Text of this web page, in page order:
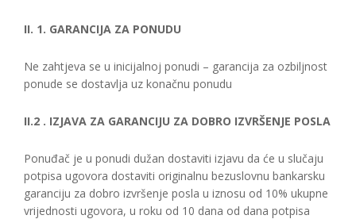
II. 1. GARANCIJA ZA PONUDU
Ne zahtjeva se u inicijalnoj ponudi – garancija za ozbiljnost
ponude se dostavlja uz konačnu ponudu
II.2 . IZJAVA ZA GARANCIJU ZA DOBRO IZVRŠENJE POSLA
Ponuđač je u ponudi dužan dostaviti izjavu da će u slučaju
potpisa ugovora dostaviti originalnu bezuslovnu bankarsku
garanciju za dobro izvršenje posla u iznosu od 10% ukupne
vrijednosti ugovora, u roku od 10 dana od dana potpisa